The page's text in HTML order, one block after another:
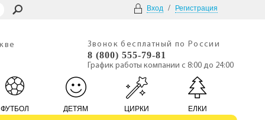
Вход / Регистрация
Звонок бесплатный по России
8 (800) 555-79-81
График работы компании с 8:00 до 24:00
ФУТБОЛ ДЕТЯМ ЦИРКИ ЕЛКИ